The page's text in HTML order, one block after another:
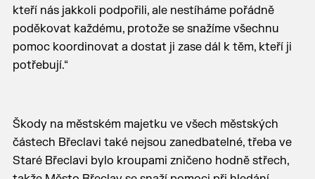
kteří nás jakkoli podpořili, ale nestíháme pořádně
poděkovat každému, protože se snažíme všechnu
pomoc koordinovat a dostat ji zase dál k těm, kteří ji
potřebují.“
Škody na městském majetku ve všech městských
částech Břeclavi také nejsou zanedbatelné, třeba ve
Staré Břeclavi bylo kroupami zničeno hodně střech,